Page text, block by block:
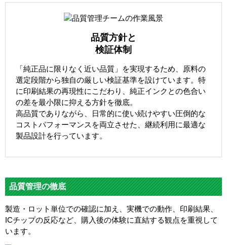
品質方針と
検証体制
「純正品に限りなく近い品質」を実現するため、原料の
選定段階から独自の厳しい検証基準を設けています。特
に印刷結果の再現性にこだわり、純正インクとの色合い
の差を最小限に抑える方針を徹底。
高品質でありながら、日常的に使い続けやすい圧倒的な
コストパフォーマンスを両立させた、継続利用に最適な
製品設計を行っています。
品質管理の徹底
製造・ロット単位での確認に加え、実機での動作、印刷結果、
ICチップの反応など、購入後の体験に直結する観点を重視して
います。